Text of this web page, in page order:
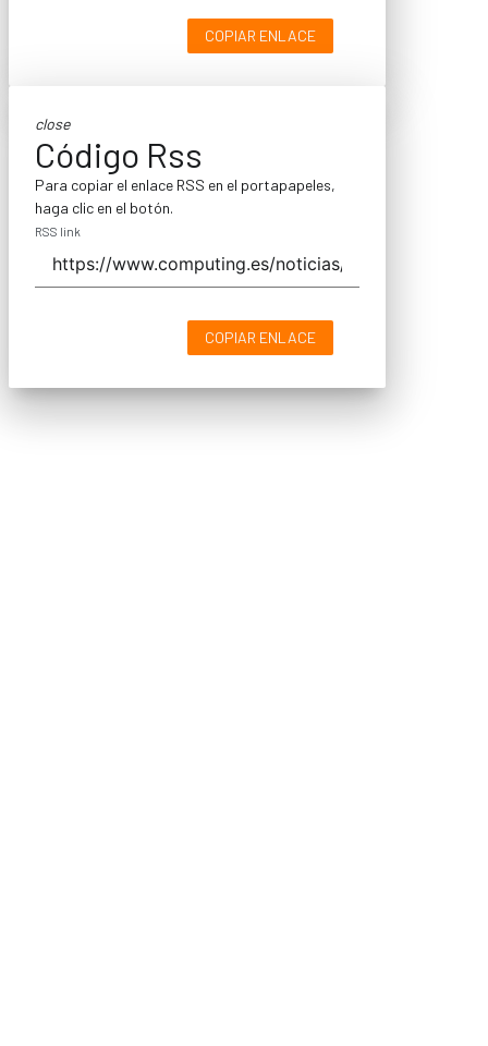
COPIAR ENLACE
close
Código Rss
Para copiar el enlace RSS en el portapapeles,
haga clic en el botón.
RSS link
COPIAR ENLACE